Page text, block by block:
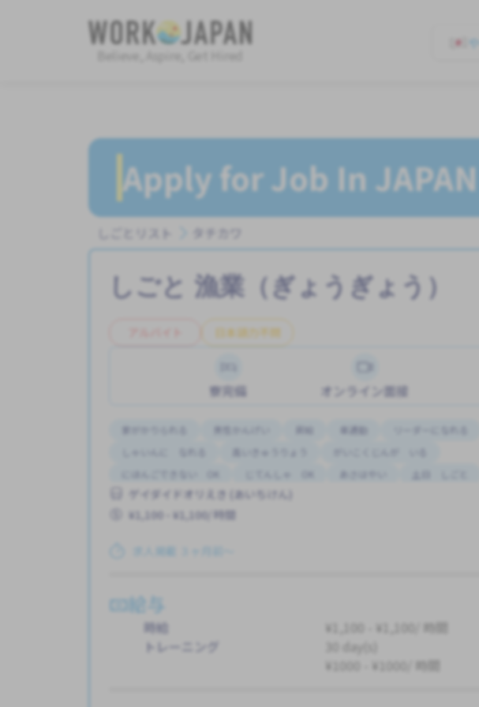
Believe, Aspire, Get Hired
Apply for Job In JAPAN
しごとリスト タチカワ
しごと 漁業（ぎょうぎょう）
日本語力不問
寮完備 オンライン面接
家がかりられる 男性かんげい 昇給 車通勤
高いきゅうりょう
にほんごできない OK
じてんしゃ OK あさはやい
こうつうひ あり
女性かんげい
はじめて OK
ゲイダイドオリえき (あいちけん)
¥1,100 - ¥1,100/ 時間
求人掲載 ３ヶ月前〜
給与
時給
¥1,100 - ¥1,100/ 時間
トレーニング
30 day(s)
¥1000 - ¥1000/ 時間